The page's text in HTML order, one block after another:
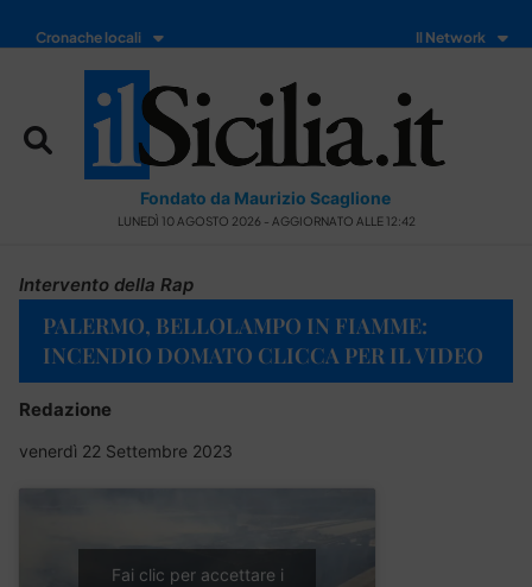
Cronache locali Il Network
Fondato da Maurizio Scaglione
LUNEDÌ 10 AGOSTO 2026 - AGGIORNATO ALLE 12:42
Intervento della Rap
PALERMO, BELLOLAMPO IN FIAMME:
INCENDIO DOMATO CLICCA PER IL VIDEO
Redazione
venerdì 22 Settembre 2023
Fai clic per accettare i